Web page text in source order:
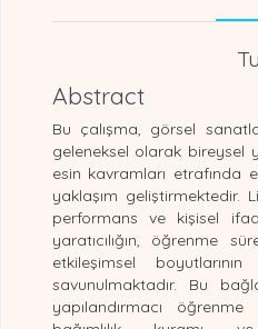
Abstract
Bu çalışma, görsel
geleneksel olarak bireysel
esin kavramları etrafında
yaklaşım geliştirmektedir.
performans ve kişisel
yaratıcılığın, öğrenme
etkileşimsel boyutlarının
savunulmaktadır. Bu
yapılandırmacı öğrenme